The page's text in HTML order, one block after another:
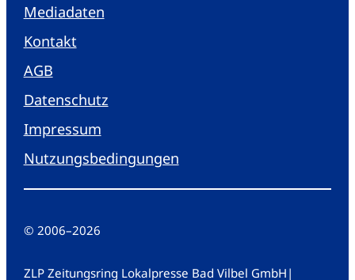
Mediadaten
Kontakt
AGB
Datenschutz
Impressum
Nutzungsbedingungen
© 2006–2026
ZLP Zeitungsring Lokalpresse Bad Vilbel GmbH |